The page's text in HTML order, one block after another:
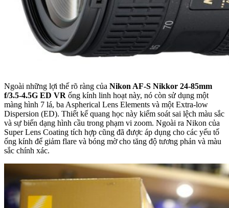
Ngoài những lợi thế rõ ràng của Nikon AF-S Nikkor 24-85mm
f/3.5-4.5G ED VR ống kính linh hoạt này, nó còn sử dụng một
màng hình 7 lá, ba Aspherical Lens Elements và một Extra-low
Dispersion (ED). Thiết kế quang học này kiểm soát sai lệch màu sắc
và sự biến dạng hình cầu trong phạm vi zoom. Ngoài ra Nikon của
Super Lens Coating tích hợp cũng đã được áp dụng cho các yếu tố
ống kính để giảm flare và bóng mờ cho tăng độ tương phản và màu
sắc chính xác.